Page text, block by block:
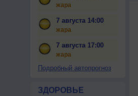
жара
7 августа 14:00
жара
7 августа 17:00
жара
Подробный автопрогноз
ЗДОРОВЬЕ